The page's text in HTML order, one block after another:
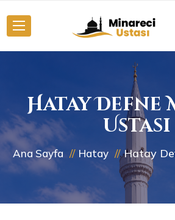
Hatay Defne
Ustası
Ana Sayfa Hatay Hatay